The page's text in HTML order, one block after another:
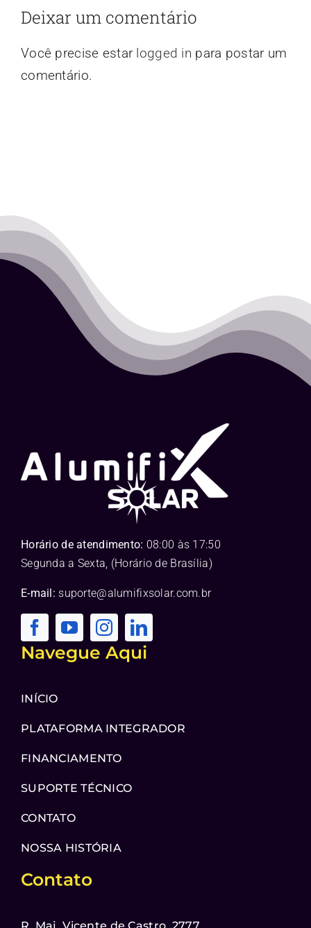
Deixar um comentário
Você precise estar logged in para postar um
comentário.
Horário de atendimento: 08:00 às 17:50
Segunda a Sexta, (Horário de Brasília)
E-mail: suporte@alumifixsolar.com.br
Navegue Aqui
INÍCIO
PLATAFORMA INTEGRADOR
FINANCIAMENTO
SUPORTE TÉCNICO
CONTATO
NOSSA HISTÓRIA
Contato
R. Maj. Vicente de Castro, 2777